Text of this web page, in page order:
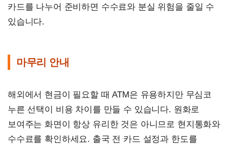
카드를 나누어 준비하면 수수료와 분실 위험을 줄일 수
있습니다.
마무리 안내
해외에서 현금이 필요할 때 ATM은 유용하지만 무심코
누른 선택이 비용 차이를 만들 수 있습니다. 원화로
보여주는 화면이 항상 유리한 것은 아니므로 현지통화와
수수료를 확인하세요. 출국 전 카드 설정과 한도를